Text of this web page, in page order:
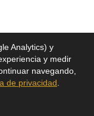
Analytics) y
y medir
navegando,
de privacidad